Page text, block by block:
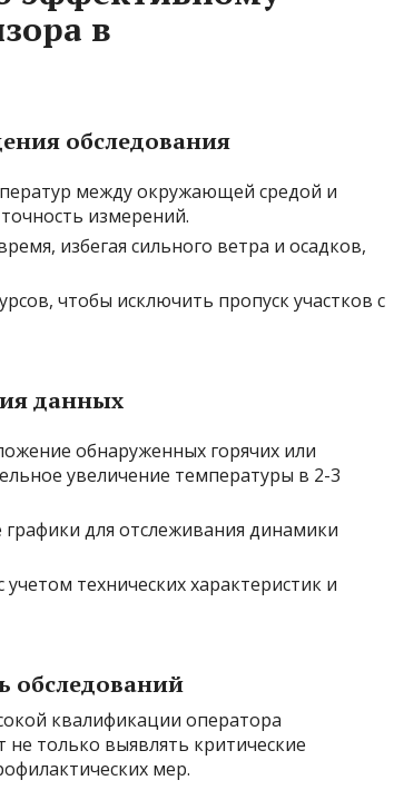
в
обследования
между окружающей средой и
измерений.
избегая сильного ветра и осадков,
чтобы исключить пропуск участков с
данных
обнаруженных горячих или
увеличение температуры в 2-3
для отслеживания динамики
технических характеристик и
обследований
квалификации оператора
только выявлять критические
мер.